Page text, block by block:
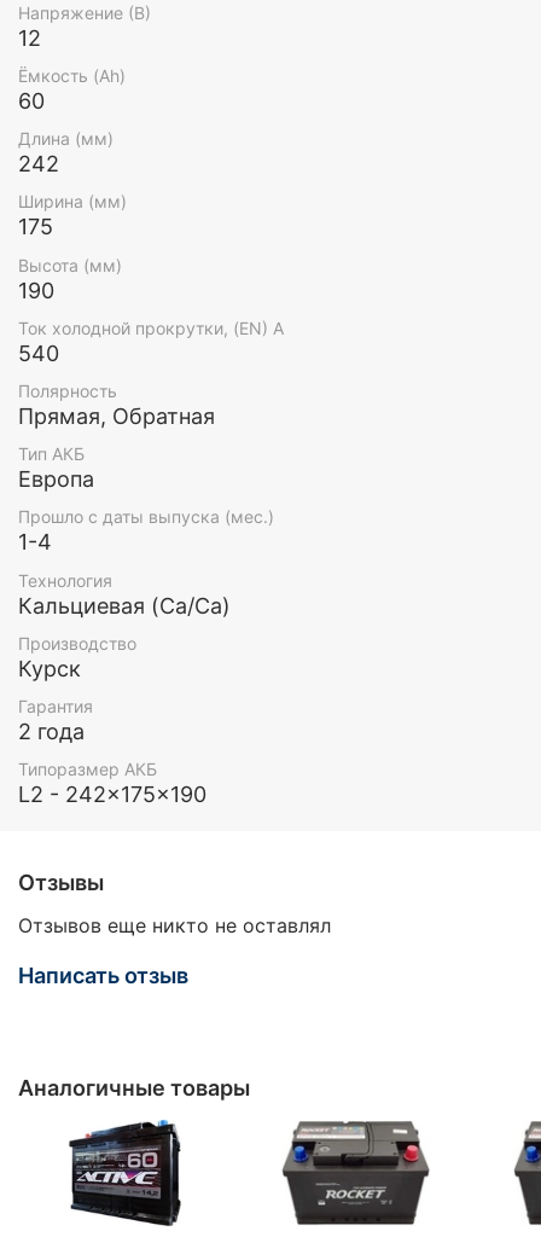
Напряжение (В)
12
Ёмкость (Ah)
60
Длина (мм)
242
Ширина (мм)
175
Высота (мм)
190
Ток холодной прокрутки, (EN) А
540
Полярность
Прямая, Обратная
Тип АКБ
Европа
Прошло с даты выпуска (мес.)
1-4
Технология
Кальциевая (Ca/Ca)
Производство
Курск
Гарантия
2 года
Типоразмер АКБ
L2 - 242x175x190
Отзывы
Отзывов еще никто не оставлял
Написать отзыв
Аналогичные товары